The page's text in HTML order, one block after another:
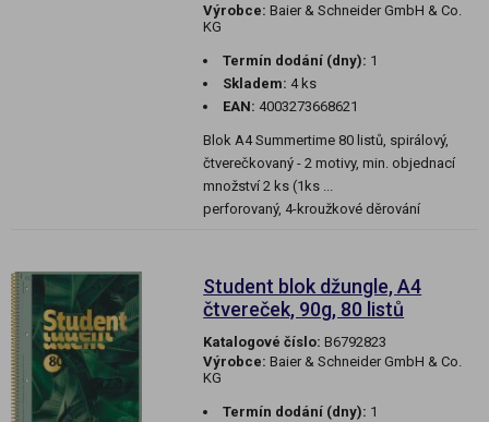
Výrobce: Baier & Schneider GmbH & Co.
KG
Termín dodání (dny): 1
Skladem: 4 ks
EAN: 4003273668621
Blok A4 Summertime 80 listů, spirálový,
čtverečkovaný - 2 motivy, min. objednací
množství 2 ks (1ks ...
perforovaný, 4-kroužkové děrování
Student blok džungle, A4
čtvereček, 90g, 80 listů
Katalogové číslo: B6792823
Výrobce: Baier & Schneider GmbH & Co.
KG
Termín dodání (dny): 1